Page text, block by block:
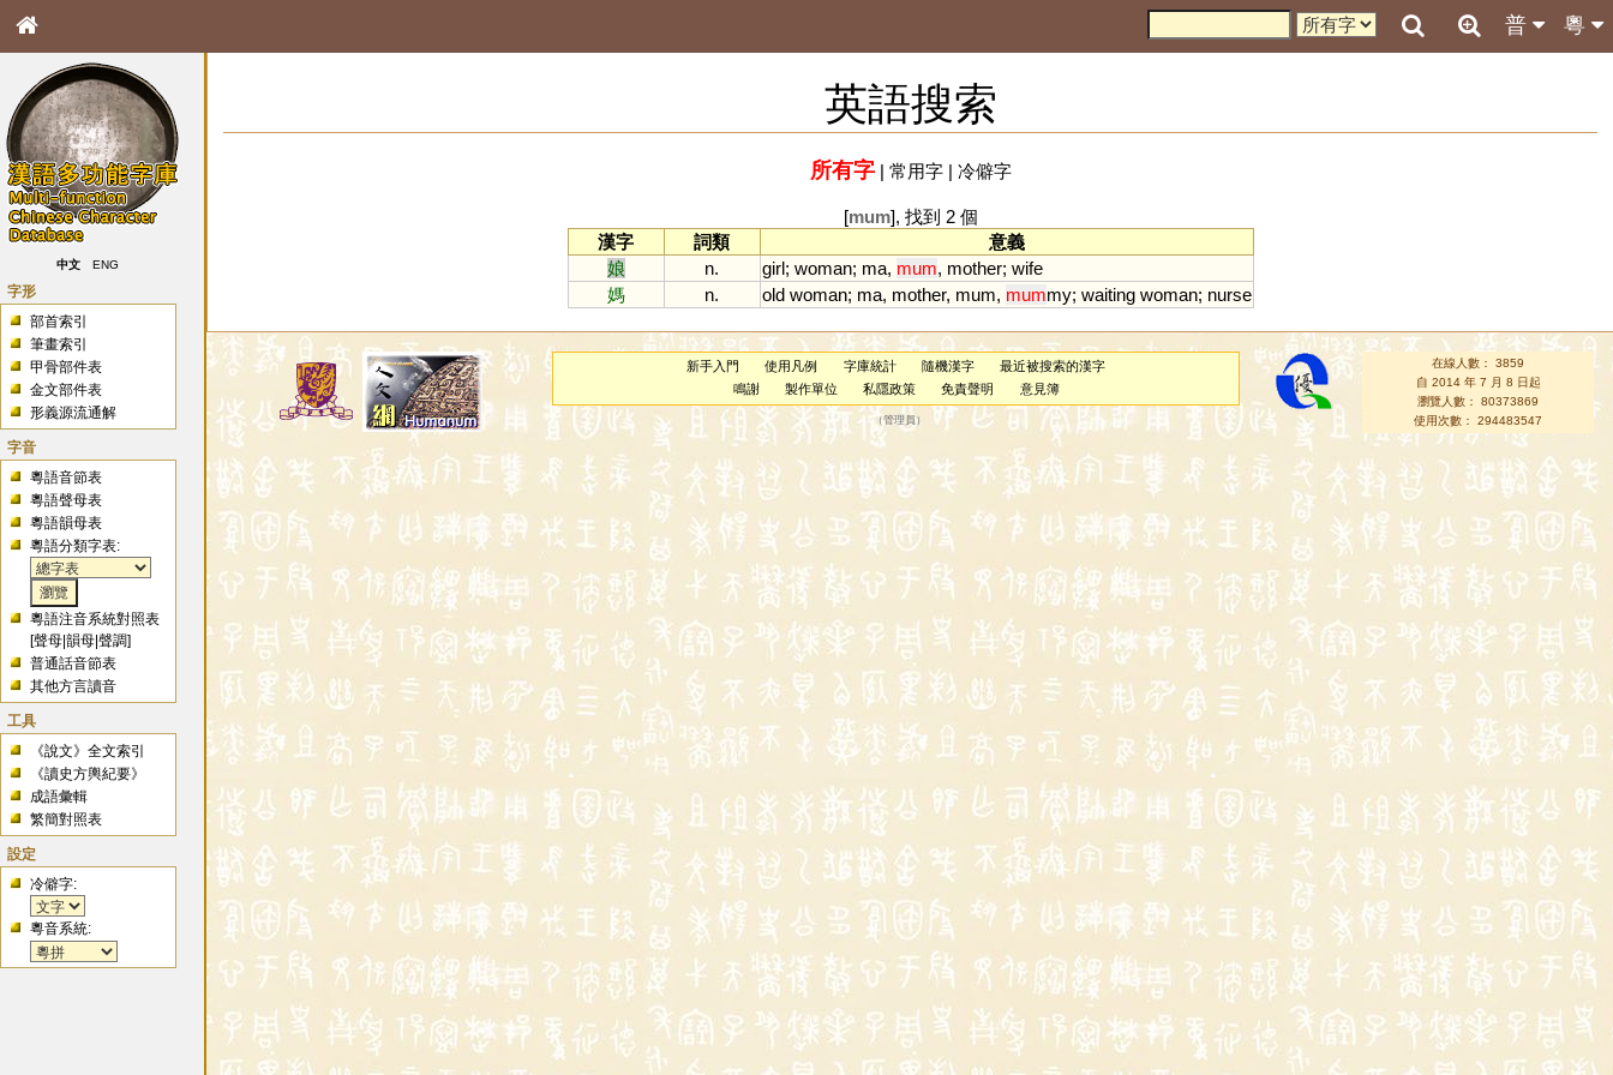
粵
普
中文 ENG
字形
部首索引
筆畫索引
甲骨部件表
金文部件表
形義源流通解
字音
粵語音節表
粵語聲母表
粵語韻母表
粵語分類字表:
粵語注音系統對照表
[聲母 |韻母 |聲調]
普通話音節表
其他方言讀音
工具
《說文》全文索引
《讀史方輿紀要》
成語彙輯
繁簡對照表
設定
冷僻字:
粵音系統:
英語搜索
所有字| 常用字| 冷僻字
[mum], 找到 2 個
漢字
詞類
意義
娘
n. girl; woman; ma, mum, mother; wife
媽
n. old woman; ma, mother, mum, mummy; waiting woman; nurse
新手入門 使用凡例 字庫統計 隨機漢字
最近被搜索的漢字
鳴謝
製作單位 私隱政策 免責聲明 意見簿
（管理員 ）
在線人數： 3859
自 2014 年 7 月 8 日起
瀏覽人數： 80373869
使用次數： 294483547